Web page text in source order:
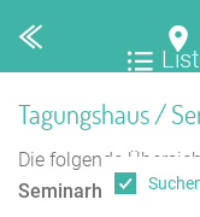
Tagungshaus /
Die folgende
Seminarhäuserin